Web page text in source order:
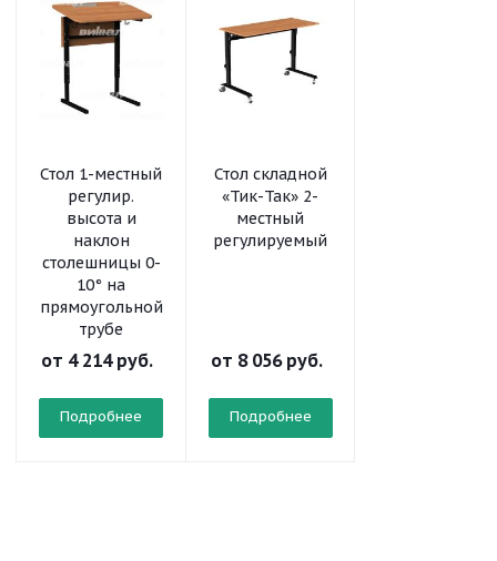
Стол 1-местный
регулир.
высота и
наклон
столешницы 0-
10° на
прямоугольной
трубе
от 4 214 руб.
Подробнее
Стол складной
«Тик-Так» 2-
местный
регулируемый
от 8 056 руб.
Подробнее